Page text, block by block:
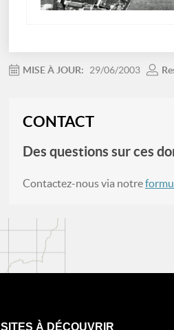
MISE À JOUR: 29/06/2003
CONTACT
Des questions sur ces
Contactez-nous via notre
SITES À DÉCOUVRIR